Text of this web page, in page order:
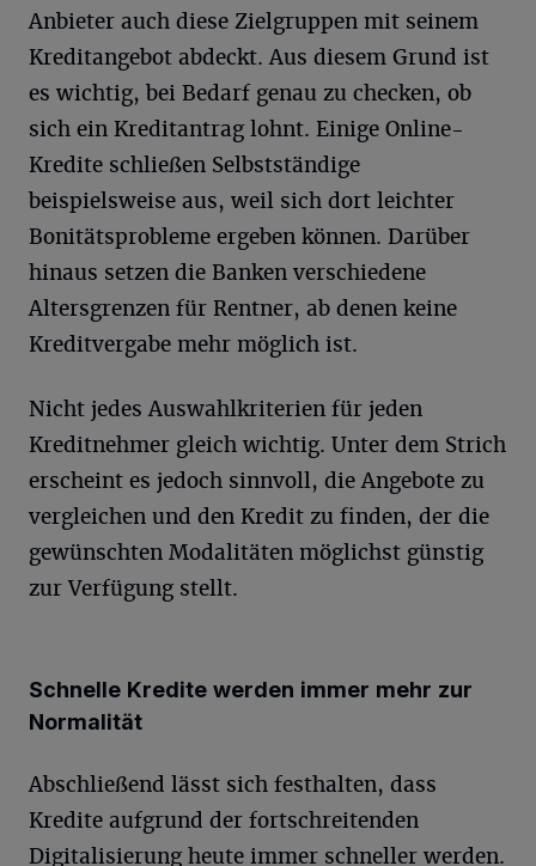
Anbieter auch diese Zielgruppen mit seinem
Kreditangebot abdeckt. Aus diesem Grund ist
es wichtig, bei Bedarf genau zu checken, ob
sich ein Kreditantrag lohnt. Einige Online-
Kredite schließen Selbstständige
beispielsweise aus, weil sich dort leichter
Bonitätsprobleme ergeben können. Darüber
hinaus setzen die Banken verschiedene
Altersgrenzen für Rentner, ab denen keine
Kreditvergabe mehr möglich ist.
Nicht jedes Auswahlkriterien für jeden
Kreditnehmer gleich wichtig. Unter dem Strich
erscheint es jedoch sinnvoll, die Angebote zu
vergleichen und den Kredit zu finden, der die
gewünschten Modalitäten möglichst günstig
zur Verfügung stellt.
Schnelle Kredite werden immer mehr zur
Normalität
Abschließend lässt sich festhalten, dass
Kredite aufgrund der fortschreitenden
Digitalisierung heute immer schneller werden.